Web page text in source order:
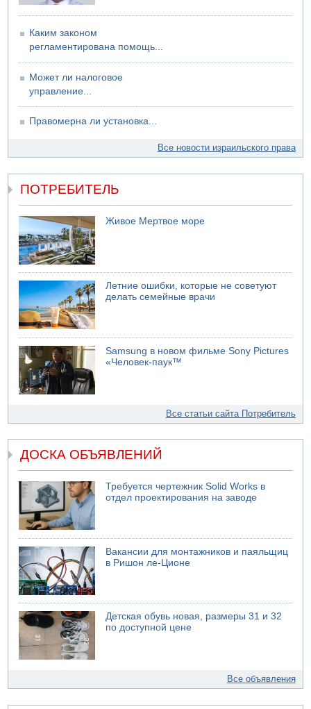
Каким законом
регламентирована помощь...
Может ли налоговое
управление...
Правомерна ли установка...
Все новости израильского права
ПОТРЕБИТЕЛЬ
Живое Мертвое море
Летние ошибки, которые не советуют
делать семейные врачи
Samsung в новом фильме Sony Pictures
«Человек-паук™
Все статьи сайта Потребитель
ДОСКА ОБЪЯВЛЕНИЙ
Требуется чертежник Solid Works в
отдел проектирования на заводе
Вакансии для монтажников и паяльщиц
в Ришон ле-Ционе
Детская обувь новая, размеры 31 и 32
по доступной цене
Все объявления